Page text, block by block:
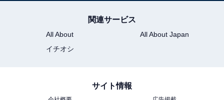
関連サービス
All About
All About Japan
イチオシ
サイト情報